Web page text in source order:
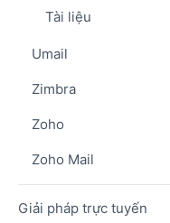
Tài liệu
Umail
Zimbra
Zoho
Zoho Mail
Giải pháp trực tuyến